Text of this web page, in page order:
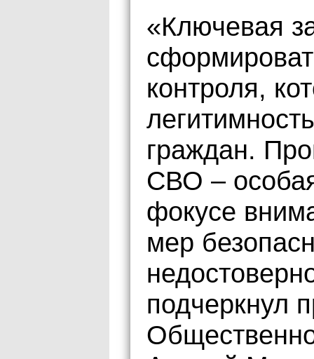
«Ключевая
контроля,
граждан.
СВО –
фокусе
мер
подчеркнул